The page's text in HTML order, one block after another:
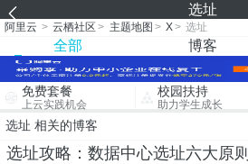
选址
阿里云 > 云栖社区 > 主题地图 > X> 选址
全部 博客
免费套餐
上云实践机会
校园扶持
助力学生成长
选址 相关的博客
选址攻略：数据中心选址六大原则